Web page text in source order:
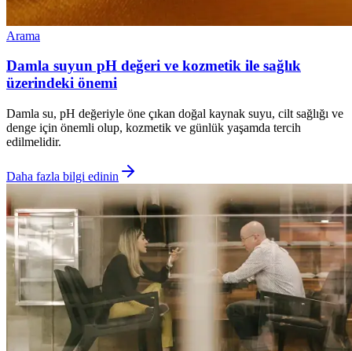
Arama
Damla suyun pH değeri ve kozmetik ile sağlık
üzerindeki önemi
Damla su, pH değeriyle öne çıkan doğal kaynak suyu, cilt sağlığı ve
denge için önemli olup, kozmetik ve günlük yaşamda tercih
edilmelidir.
Daha fazla bilgi edinin